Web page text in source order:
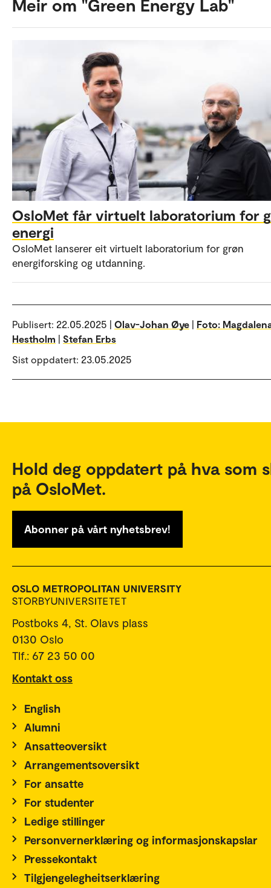
Meir om "Green Energy Lab"
OsloMet får virtuelt laboratorium for
energi
OsloMet lanserer eit virtuelt laboratorium for grøn
energiforsking og utdanning.
Publisert: 22.05.2025 | Olav-Johan Øye
Foto:
Hestholm
Stefan Erbs
Sist oppdatert: 23.05.2025
Hold deg oppdatert på hva som
på OsloMet.
Abonner på vårt nyhetsbrev!
Postboks 4, St. Olavs plass
0130 Oslo
Tlf.: 67 23 50 00
Kontakt oss
English
Alumni
Ansatteoversikt
Arrangementsoversikt
For ansatte
For studenter
Ledige stillinger
Personvernerklæring og informasjonskapslar
Pressekontakt
Tilgjengelegheitserklæring